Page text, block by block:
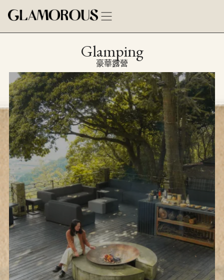
Glamping
豪華露營